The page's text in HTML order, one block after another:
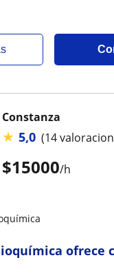
$15000/h
Constanza
★ 5,0 (14
ofrece